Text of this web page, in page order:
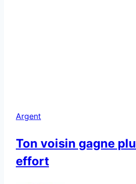
Argent
Ton voisin gagne
effort